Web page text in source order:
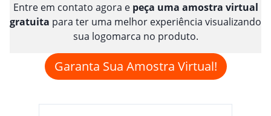
Entre em contato agora e peça uma amostra virtual
gratuita para ter uma melhor experiência visualizando
sua logomarca no produto.
Garanta Sua Amostra Virtual!